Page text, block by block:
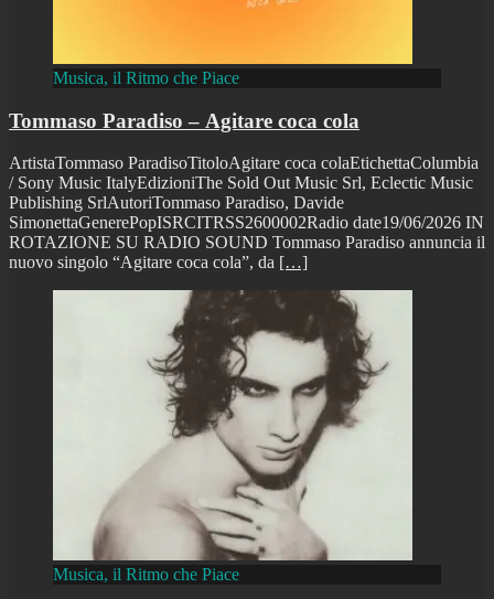
Musica, il Ritmo che Piace
Tommaso Paradiso – Agitare coca cola
ArtistaTommaso ParadisoTitoloAgitare coca colaEtichettaColumbia
/ Sony Music ItalyEdizioniThe Sold Out Music Srl, Eclectic Music
Publishing SrlAutoriTommaso Paradiso, Davide
SimonettaGenerePopISRCITRSS2600002Radio date19/06/2026 IN
ROTAZIONE SU RADIO SOUND Tommaso Paradiso annuncia il
nuovo singolo “Agitare coca cola”, da […]
Musica, il Ritmo che Piace